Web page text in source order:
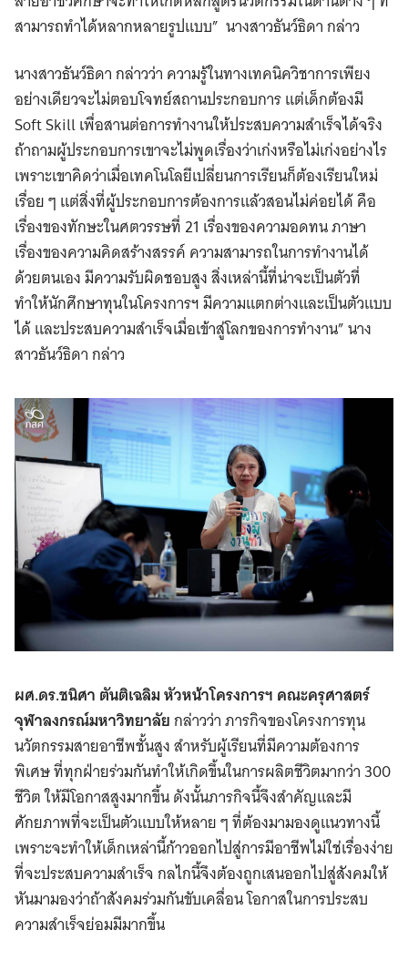
สามารถทำได้หลากหลายรูปแบบ” นางสาวธันว์ธิดา กล่าว
นางสาวธันว์ธิดา กล่าวว่า ความรู้ในทางเทคนิควิชาการเพียง
อย่างเดียวจะไม่ตอบโจทย์สถานประกอบการ แต่เด็กต้องมี
Soft Skill เพื่อสานต่อการทำงานให้ประสบความสำเร็จได้จริง
ถ้าถามผู้ประกอบการเขาจะไม่พูดเรื่องว่าเก่งหรือไม่เก่งอย่างไร
เพราะเขาคิดว่าเมื่อเทคโนโลยีเปลี่ยนการเรียนก็ต้องเรียนใหม่
เรื่อย ๆ แต่สิ่งที่ผู้ประกอบการต้องการแล้วสอนไม่ค่อยได้ คือ
เรื่องของทักษะในศตวรรษที่ 21 เรื่องของความอดทน ภาษา
เรื่องของความคิดสร้างสรรค์ ความสามารถในการทำงานได้
ด้วยตนเอง มีความรับผิดชอบสูง สิ่งเหล่านี้ที่น่าจะเป็นตัวที่
ทำให้นักศึกษาทุนในโครงการฯ มีความแตกต่างและเป็นตัวแบบ
ได้ และประสบความสำเร็จเมื่อเข้าสู่โลกของการทำงาน” นาง
สาวธันว์ธิดา กล่าว
ผศ.ดร.ชนิศา ตันติเฉลิม หัวหน้าโครงการฯ คณะครุศาสตร์
จุฬาลงกรณ์มหาวิทยาลัยกล่าวว่า ภารกิจของโครงการทุน
นวัตกรรมสายอาชีพชั้นสูง สําหรับผู้เรียนที่มีความต้องการ
พิเศษ ที่ทุกฝ่ายร่วมกันทำให้เกิดขึ้นในการผลิตชีวิตมากว่า 300
ชีวิต ให้มีโอกาสสูงมากขึ้น ดังนั้นภารกิจนี้จึงสำคัญและมี
ศักยภาพที่จะเป็นตัวแบบให้หลาย ๆ ที่ต้องมามองดูแนวทางนี้
เพราะจะทำให้เด็กเหล่านี้ก้าวออกไปสู่การมีอาชีพไม่ใช่เรื่องง่าย
ที่จะประสบความสำเร็จ กลไกนี้จึงต้องถูกเสนออกไปสู่สังคมให้
หันมามองว่าถ้าสังคมร่วมกันขับเคลื่อน โอกาสในการประสบ
ความสำเร็จย่อมมีมากขึ้น